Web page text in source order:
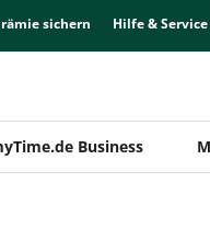
sichern Hilfe & Service
Business